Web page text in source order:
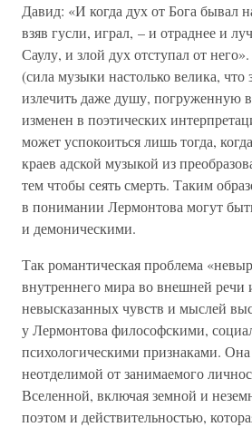
Давид: «И когда дух от Бога бывал
взяв гусли, играл, – и отраднее и
Саулу, и злой дух отступал от
(сила музыки настолько велика, что
излечить даже душу, погруженную в
изменен в поэтических
может успокоиться лишь тогда,
краев адской музыкой из
тем чтобы сеять смерть. Таким
в понимании Лермонтова могут
и демоническими.
Так романтическая проблема
внутреннего мира во внешней речи
невысказанных чувств и мыслей
у Лермонтова философскими,
психологическими признаками. Она
неотделимой от занимаемого
Вселенной, включая земной и
поэтом и действительностью,